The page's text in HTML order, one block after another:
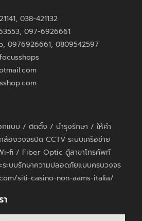
038-421132
097-6926661
0976926661, 0809542597
แบบ / ติดตั้ง / บำรุงรักษา / ให้คำ
องวงจรปิด CCTV ระบบเครือข่าย
fi / Fiber Optic ตู้สาขาโทรศัพท์
ระบบรักษาความปลอดภัยแบบครบวงจร
siti-casino-non-aams-italia/